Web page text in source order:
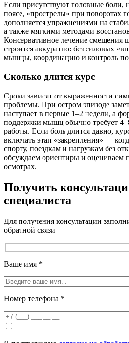
Если присутствуют головные боли,
поясе, «прострелы» при поворотах
дополняется упражнениями на
а также мягкими методами
Консервативное лечение смещения
строится аккуратно: без силовых
мышцы, координацию и контроль
Сколько длится курс
Сроки зависят от выраженности
проблемы. При остром эпизоде
наступает в первые 1–2 недели, а
поддержки мышц обычно требует
работы. Если боль длится давно,
включать этап «закрепления» —
спорту, поездкам и нагрузкам без
обсуждаем ориентиры и оцениваем
осмотрах.
Получить
специалиста
Для получения консультации
обратной связи
Ваше имя *
Номер телефона *